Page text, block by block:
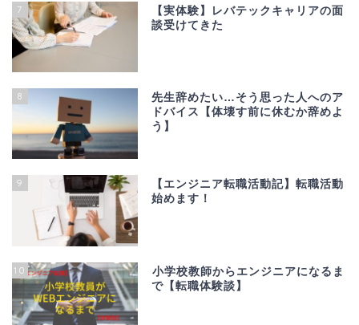
7
【実体験】レバテックキャリアの面
談受けてきた
8
先生辞めたい…そう思った人へのア
ドバイス【体壊す前に休むか辞めよ
う】
9
【エンジニア転職活動記】転職活動
始めます！
10
小学校教師からエンジニアになるま
で【転職体験談】